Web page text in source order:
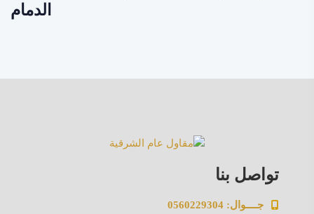
الدمام
تواصل بنا
جــــوال: 0560229304